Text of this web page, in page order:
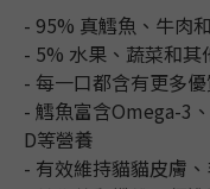
1
0
0
日
2
1
0
👑店長生日限量喵喵劵
【
5
4
3
2
0
4
3
2
1
日
:
3
2
1
0
6
5
4
3
1
時
- 95% 真鱈魚、牛肉
- 5% 水果、蔬菜和其
- 每一口都含有更多
- 鱈魚富含Omega-3
D等營養
- 有效維持貓貓皮膚